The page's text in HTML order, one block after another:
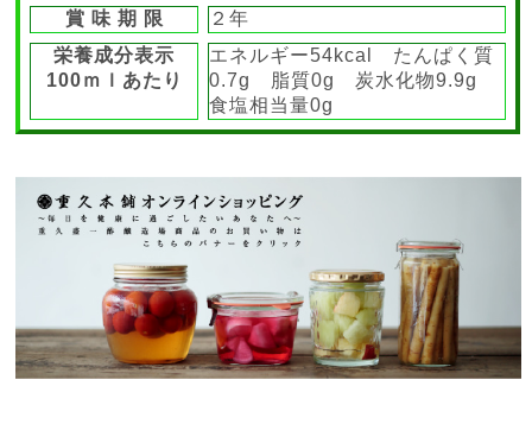
賞 味 期 限
２年
栄養成分表示
100ｍｌあたり
エネルギー54kcal たんぱく質
0.7g 脂質0g 炭水化物9.9g
食塩相当量0g